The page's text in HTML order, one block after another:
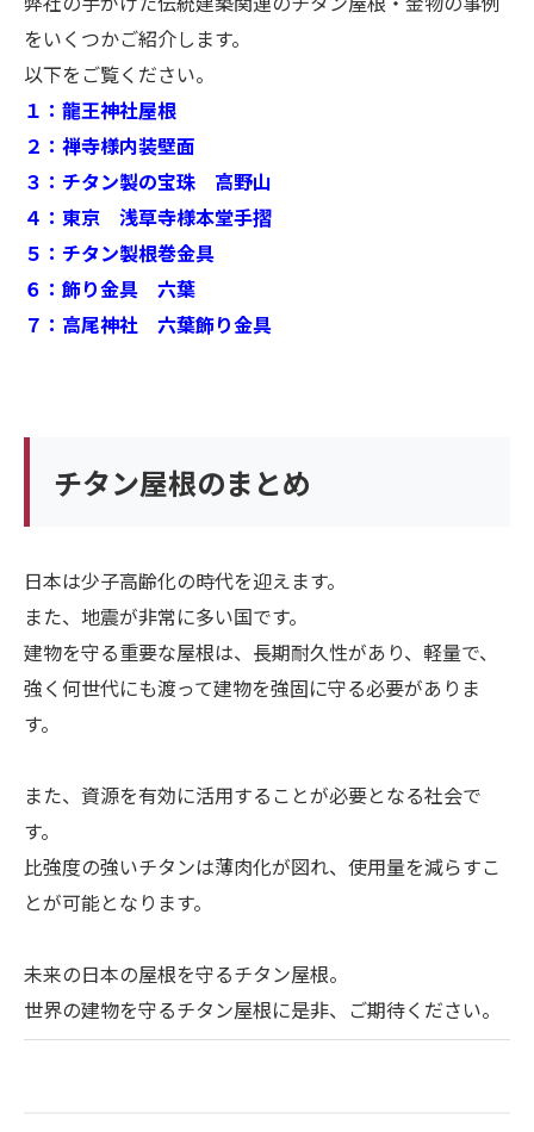
をいくつかご紹介します。
以下をご覧ください。
１：龍王神社屋根
２：禅寺様内装壁面
３：チタン製の宝珠 高野山
４：東京 浅草寺様本堂手摺
５：チタン製根巻金具
６：飾り金具 六葉
７：高尾神社 六葉飾り金具
チタン屋根のまとめ
日本は少子高齢化の時代を迎えます。
また、地震が非常に多い国です。
建物を守る重要な屋根は、長期耐久性があり、軽量で、
強く何世代にも渡って建物を強固に守る必要がありま
す。
また、資源を有効に活用することが必要となる社会で
す。
比強度の強いチタンは薄肉化が図れ、使用量を減らすこ
とが可能となります。
未来の日本の屋根を守るチタン屋根。
世界の建物を守るチタン屋根に是非、ご期待ください。